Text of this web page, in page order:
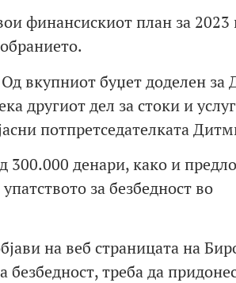
финансискиот план за 2023
вкупниот буџет доделен за
другиот дел за стоки и
потпретседателката
300.000 денари, како и
за безбедност во
на веб страницата на
треба да